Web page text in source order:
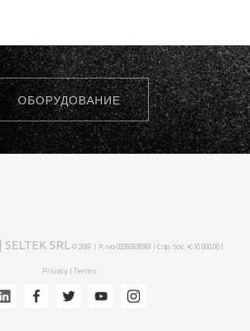
ОБОРУДОВАНИЕ
SRL © 2019 | P. Iva 02360630301 | Cap. Soc. € 10.000,00 |
Privacy| Terms